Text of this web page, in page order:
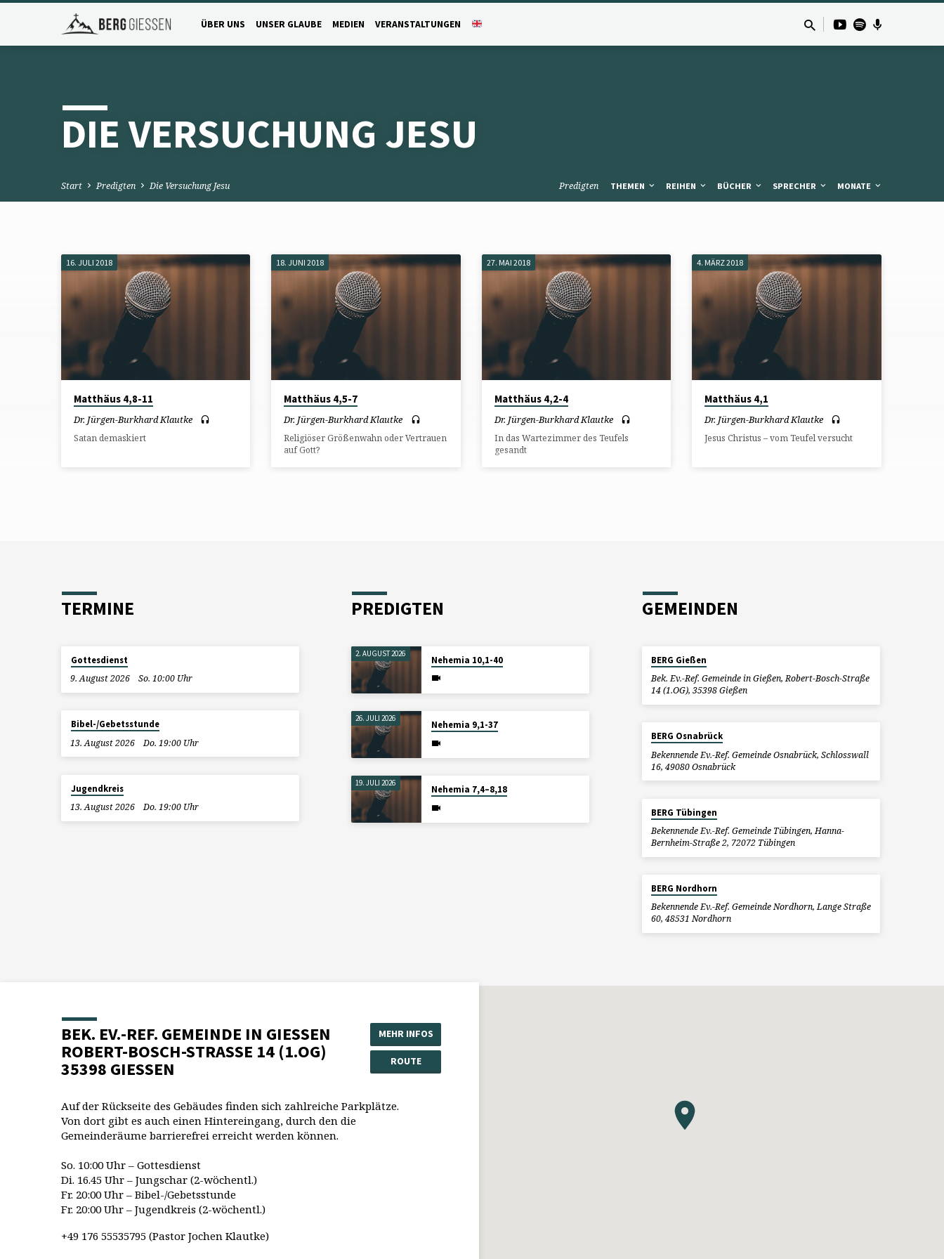
ÜBER UNS UNSER GLAUBE MEDIEN VERANSTALTUNGEN
DIE VERSUCHUNG JESU
Start Predigten Die Versuchung Jesu Predigten THEMEN REIHEN BÜCHER SPRECHER MONATE
DIE
VERSUCHUNG
JESU
16. JULI 2018
Matthäus 4,8-11
Dr. Jürgen-Burkhard Klautke
Satan demaskiert
18. JUNI 2018
Matthäus 4,5-7
Dr. Jürgen-Burkhard Klautke
Religiöser Größenwahn oder Vertrauen
auf Gott?
27. MAI 2018
Matthäus 4,2-4
Dr. Jürgen-Burkhard Klautke
In das Wartezimmer des Teufels
gesandt
4. MÄRZ 2018
Matthäus 4,1
Dr. Jürgen-Burkhard Klautke
Jesus Christus – vom Teufel versucht
TERMINE
Gottesdienst
9. August 2026
So. 10:00 Uhr
Bibel-/Gebetsstunde
13. August 2026
Do. 19:00 Uhr
Jugendkreis
13. August 2026
Do. 19:00 Uhr
PREDIGTEN
2. AUGUST 2026
Nehemia 10,1-40
26. JULI 2026
Nehemia 9,1-37
19. JULI 2026
Nehemia 7,4–8,18
GEMEINDEN
BERG Gießen
Bek. Ev.-Ref. Gemeinde in Gießen, Robert-Bosch-Straße
14 (1.OG), 35398 Gießen
BERG Osnabrück
Bekennende Ev.-Ref. Gemeinde Osnabrück, Schlosswall
16, 49080 Osnabrück
BERG Tübingen
Bekennende Ev.-Ref. Gemeinde Tübingen, Hanna-
Bernheim-Straße 2, 72072 Tübingen
BERG Nordhorn
Bekennende Ev.-Ref. Gemeinde Nordhorn, Lange Straße
60, 48531 Nordhorn
BEK. EV.-REF. GEMEINDE IN GIESSEN
ROBERT-BOSCH-STRASSE 14 (1.OG)
35398 GIESSEN
MEHR INFOS
ROUTE
Auf der Rückseite des Gebäudes finden sich zahlreiche Parkplätze.
Von dort gibt es auch einen Hintereingang, durch den die
Gemeinderäume barrierefrei erreicht werden können.
So. 10:00 Uhr – Gottesdienst
Di. 16.45 Uhr – Jungschar (2-wöchentl.)
Fr. 20:00 Uhr – Bibel-/Gebetsstunde
Fr. 20:00 Uhr – Jugendkreis (2-wöchentl.)
+49 176 55535795 (Pastor Jochen Klautke)